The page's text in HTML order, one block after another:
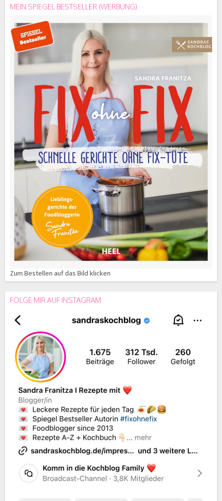
MEIN SPIEGEL BESTSELLER (WERBUNG)
Zum Bestellen auf das Bild klicken
FOLGE MIR AUF INSTAGRAM